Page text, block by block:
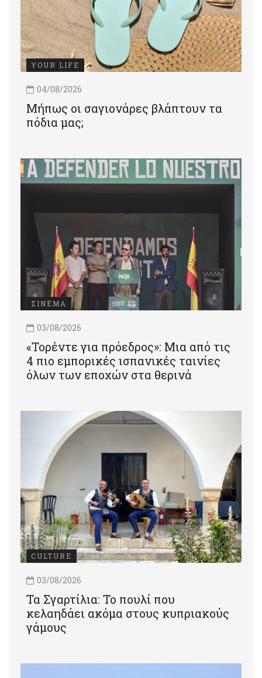
YOUR LIFE
04/08/2026
Μήπως οι σαγιονάρες βλάπτουν τα
πόδια μας;
ΣΙΝΕΜΑ
03/08/2026
«Τορέντε για πρόεδρος»: Mια από τις
4 πιο εμπορικές ισπανικές ταινίες
όλων των εποχών στα θερινά
CULTURE
03/08/2026
Τα Σγαρτίλια: Το πουλί που
κελαηδάει ακόμα στους κυπριακούς
γάμους